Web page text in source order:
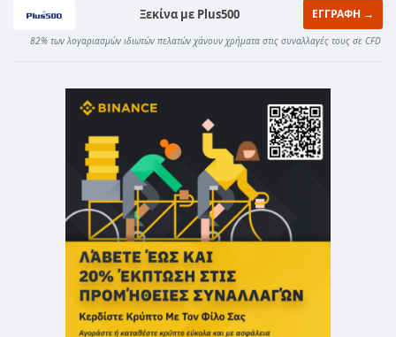
Ξεκίνα με Plus500 ΕΓΓΡΑΦΗ →
82% των λογαριασμών ιδιωτών πελατών χάνουν χρήματα στις συναλλαγές τους σε CFD